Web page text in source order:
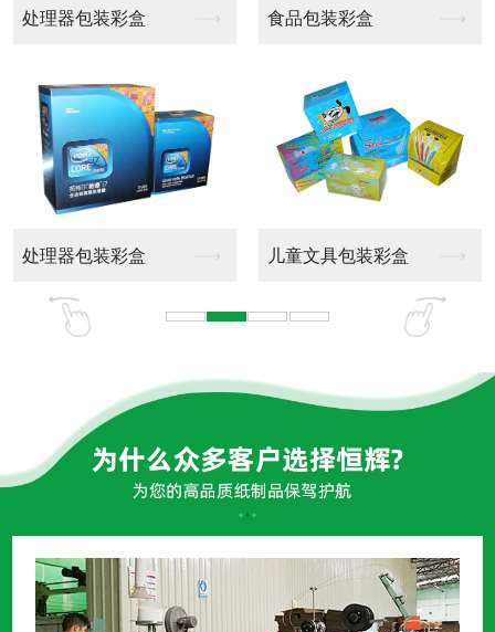
处理器包装彩盒 食品包装彩盒
处理器包装彩盒 儿童文具包装彩盒